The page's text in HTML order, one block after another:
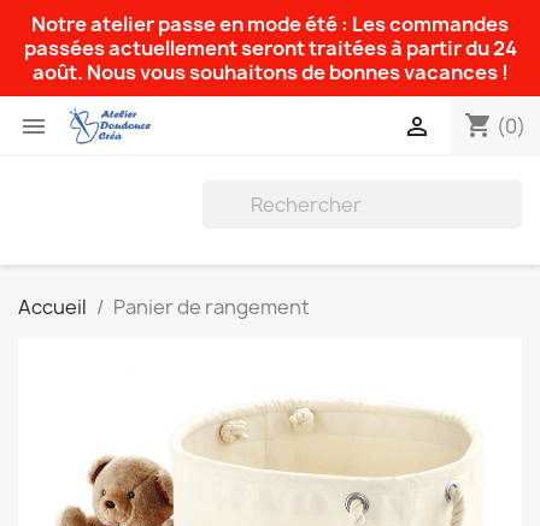
Notre atelier passe en mode été : Les commandes
passées actuellement seront traitées à partir du 24
août. Nous vous souhaitons de bonnes vacances !
 shopping_cart (0)

Accueil Panier de rangement